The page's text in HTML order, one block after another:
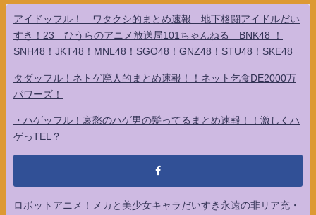
アイドッフル！ ワタクシ的まとめ速報 地下格闘アイドルだい
すき！23 ひうらのアニメ放送局101ちゃんねる BNK48 ！
SNH48！JKT48！MNL48！SGO48！GNZ48！STU48！SKE48
タダッフル！ネトゲ廃人的まとめ速報！！ネット乞食DE2000万
パワーズ！
・ハゲッフル！哀愁のハゲ男の髪ってるまとめ速報！！激しくハ
ゲっTEL？
ロボットアニメ！メカと美少女キャラだいすき永遠の非リア充・